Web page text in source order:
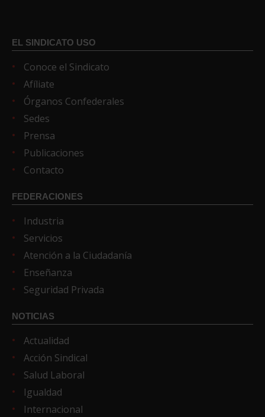
EL SINDICATO USO
Conoce el Sindicato
Afíliate
Órganos Confederales
Sedes
Prensa
Publicaciones
Contacto
FEDERACIONES
Industria
Servicios
Atención a la Ciudadanía
Enseñanza
Seguridad Privada
NOTICIAS
Actualidad
Acción Sindical
Salud Laboral
Igualdad
Internacional